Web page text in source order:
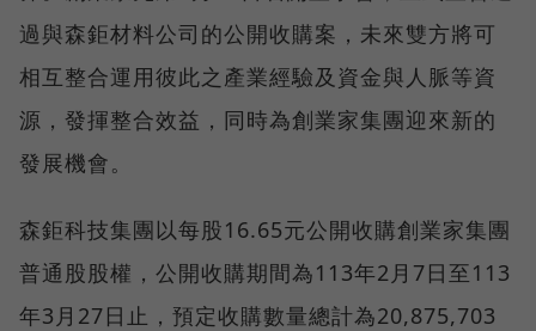
過與森鉅材料公司的公開收購案，未來雙方將可
相互整合運用彼此之產業經驗及資金與人脈等資
源，發揮整合效益，同時為創業家集團迎來新的
發展機會。
森鉅科技集團以每股16.65元公開收購創業家集團
普通股股權，公開收購期間為113年2月7日至113
年3月27日止，預定收購數量總計為20,875,703